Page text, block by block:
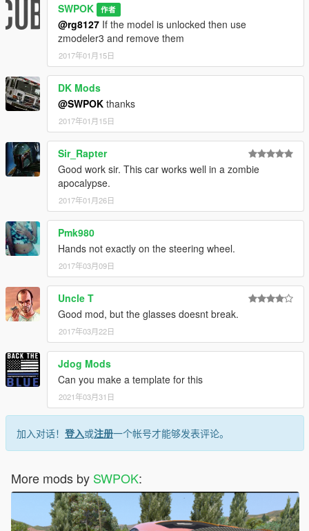
SWPOK 作者
@rg8127 If the model is unlocked then use
zmodeler3 and remove them
2017年01月15日
DK Mods
@SWPOK thanks
2017年01月15日
Sir_Rapter
Good work sir. This car works well in a zombie
apocalypse.
2017年01月26日
Pmk980
Hands not exactly on the steering wheel.
2017年03月09日
Uncle T
Good mod, but the glasses doesnt break.
2017年03月22日
Jdog Mods
Can you make a template for this
2021年03月31日
加入对话！ 登入或注册一个帐号才能够发表评论。
More mods by SWPOK: